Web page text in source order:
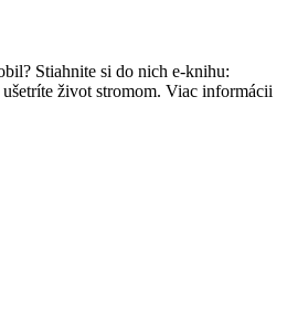
Stiahnite si do nich e-knihu:
život stromom. Viac informácii